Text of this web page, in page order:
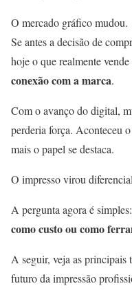
O mercado gráfico mudou.
Se antes a decisão de
hoje o que realmente vende
conexão com a marca.
Com o avanço do digital,
perderia força. Aconteceu
mais o papel se destaca.
O impresso virou
A pergunta agora é simples:
como custo ou como
A seguir, veja as principais
futuro da impressão